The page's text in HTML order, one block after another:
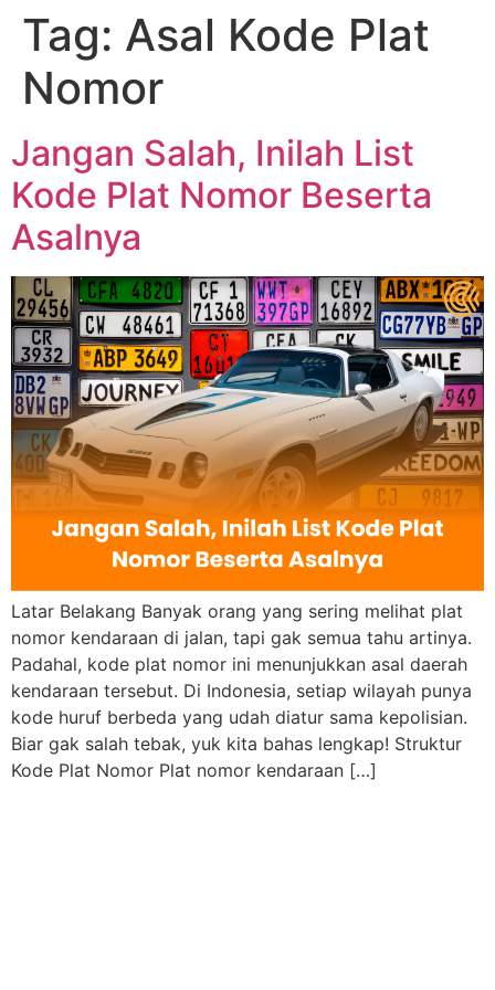
Tag: Asal Kode Plat
Nomor
Jangan Salah, Inilah List
Kode Plat Nomor Beserta
Asalnya
Latar Belakang Banyak orang yang sering melihat plat
nomor kendaraan di jalan, tapi gak semua tahu artinya.
Padahal, kode plat nomor ini menunjukkan asal daerah
kendaraan tersebut. Di Indonesia, setiap wilayah punya
kode huruf berbeda yang udah diatur sama kepolisian.
Biar gak salah tebak, yuk kita bahas lengkap! Struktur
Kode Plat Nomor Plat nomor kendaraan […]